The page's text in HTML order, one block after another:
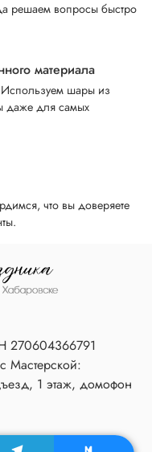
решаем вопросы быстро
материала
шары из
даже для самых
что вы доверяете
270604366791
1 этаж, домофон